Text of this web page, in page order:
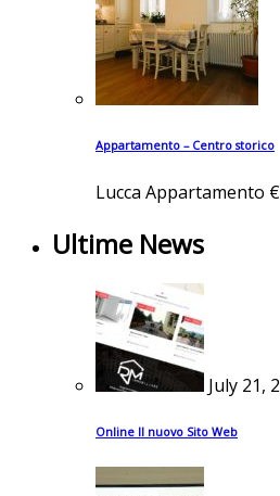
Appartamento – Centro storico
Lucca Appartamento
Ultime News
July 21,
Online Il nuovo Sito Web